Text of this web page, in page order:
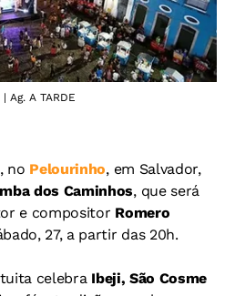
Ag. A TARDE
no Pelourinho, em Salvador,
dos Caminhos, que será
e compositor Romero
27, a partir das 20h.
celebra Ibeji, São Cosme